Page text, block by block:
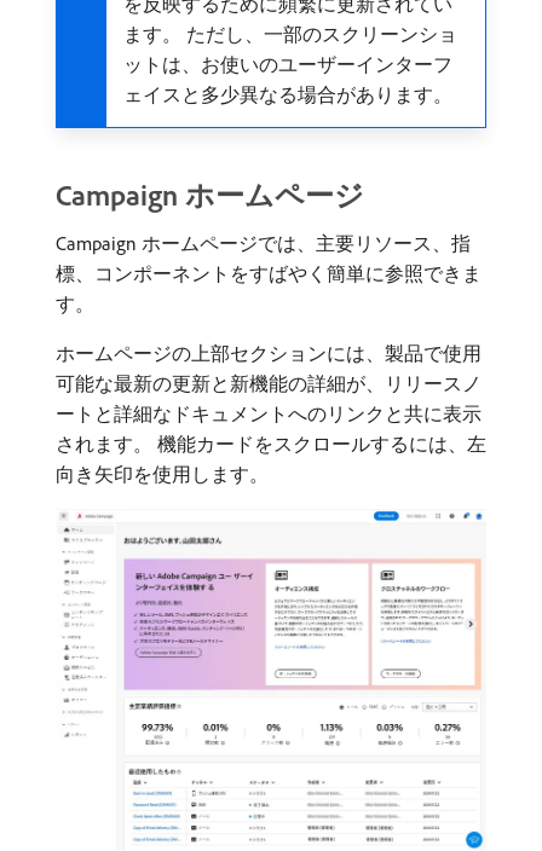
ます。 ただし、一部のスクリーンショ
ットは、お使いのユーザーインターフ
ェイスと多少異なる場合があります。
Campaign ホームページ
Campaign ホームページでは、主要リソース、指
標、コンポーネントをすばやく簡単に参照できま
す。
ホームページの上部セクションには、製品で使用
可能な最新の更新と新機能の詳細が、リリースノ
ートと詳細なドキュメントへのリンクと共に表示
されます。 機能カードをスクロールするには、左
向き矢印を使用します。